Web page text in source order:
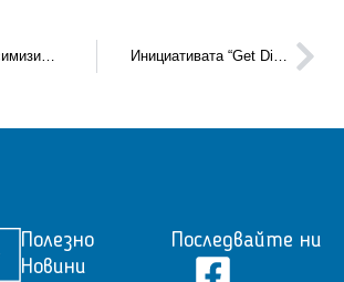
Уебинар „Максимизиране въздействието на резултатите на проектите по Хоризонт 2020“ Инициативата “Get Digital: Go Green & Be Resilient” предоставя възможности на МСП да промотират своите дигитални решения на европейска платформа, както и да получат подкрепа за скалирането на своя бизнес
Полезно
Новини
Последвайте ни